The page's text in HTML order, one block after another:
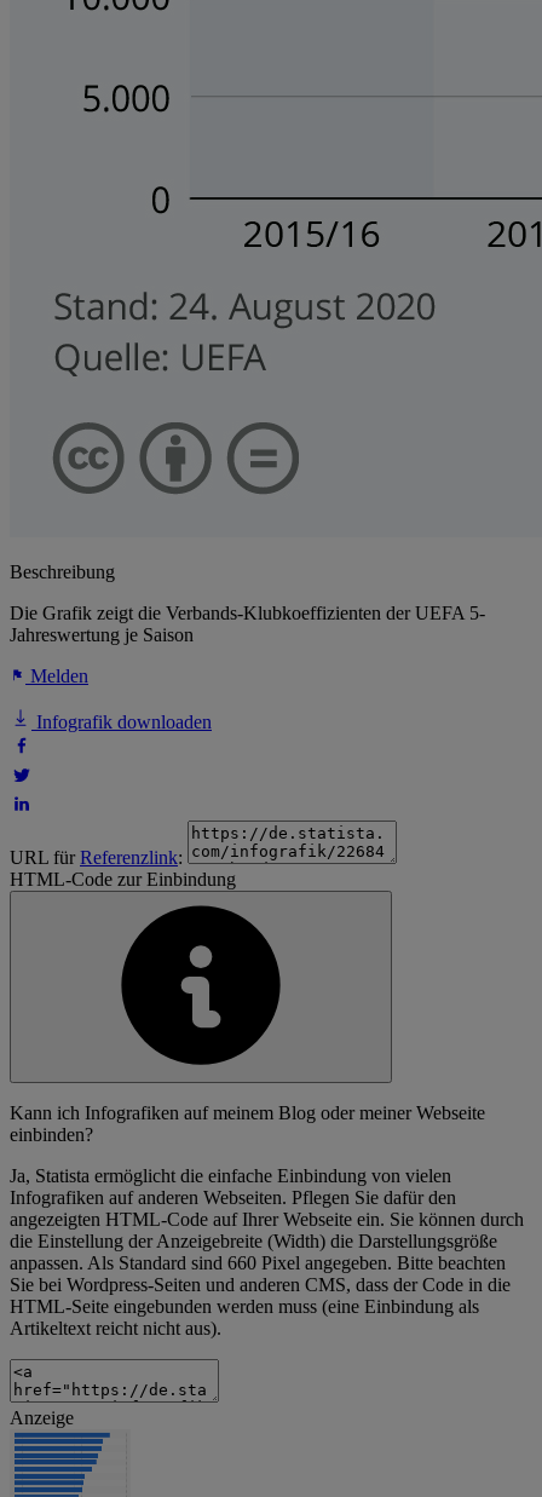
Beschreibung
Die Grafik zeigt die Verbands-Klubkoeffizienten der UEFA 5-
Jahreswertung je Saison
Melden
Infografik downloaden
URL fürReferenzlink:
HTML-Code zur Einbindung
Kann ich Infografiken auf meinem Blog oder meiner Webseite
einbinden?
Ja, Statista ermöglicht die einfache Einbindung von vielen
Infografiken auf anderen Webseiten. Pflegen Sie dafür den
angezeigten HTML-Code auf Ihrer Webseite ein. Sie können durch
die Einstellung der Anzeigebreite (Width) die Darstellungsgröße
anpassen. Als Standard sind 660 Pixel angegeben. Bitte beachten
Sie bei Wordpress-Seiten und anderen CMS, dass der Code in die
HTML-Seite eingebunden werden muss (eine Einbindung als
Artikeltext reicht nicht aus).
Anzeige